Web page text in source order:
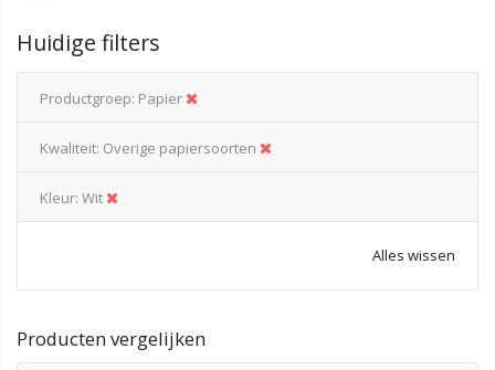
Huidige filters
Productgroep Papier
Kwaliteit Overige papiersoorten
Kleur Wit
Alles wissen
Producten vergelijken